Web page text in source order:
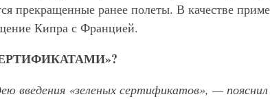
прекращенные ранее полеты. В качестве
Кипра с Францией.
введения «зеленых сертификатов», —